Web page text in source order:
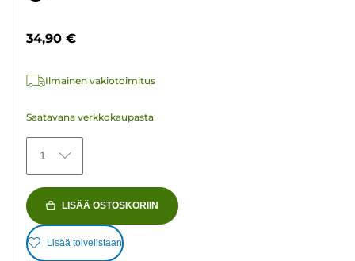
34,90 €
Ilmainen vakiotoimitus
Saatavana verkkokaupasta
1
LISÄÄ OSTOSKORIIN
Lisää toivelistaan